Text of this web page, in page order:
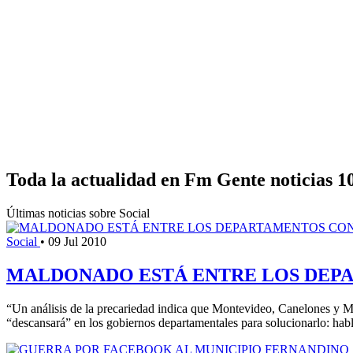
Toda la actualidad en Fm Gente noticias
Últimas noticias sobre Social
Social • 09 Jul 2010
MALDONADO ESTÁ ENTRE LOS
“Un análisis de la precariedad indica que Montevideo, Canelones y
“descansará” en los gobiernos departamentales para solucionarlo: